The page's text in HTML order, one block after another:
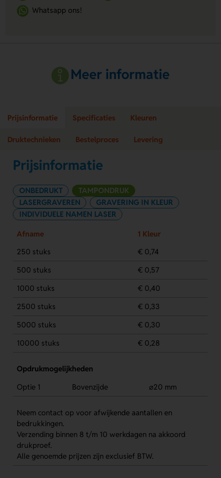
Whatsapp ons!
Meer informatie
Prijsinformatie Specificaties Kleuren
Druktechnieken Bestelproces Levering
Prijsinformatie
ONBEDRUKT
TAMPONDRUK
LASERGRAVEREN
GRAVERING IN KLEUR
INDIVIDUELE NAMEN LASER
Afname
1 Kleur
250 stuks
€ 0,74
500 stuks
€ 0,57
1000 stuks
€ 0,40
2500 stuks
€ 0,33
5000 stuks
€ 0,30
10000 stuks
€ 0,28
Opdrukmogelijkheden
Optie 1
Bovenzijde ⌀20 mm
Neem contact op voor afwijkende aantallen en
bedrukkingen.
Verzending binnen 8 t/m 10 werkdagen na akkoord
drukproef.
Alle genoemde prijzen zijn exclusief BTW.